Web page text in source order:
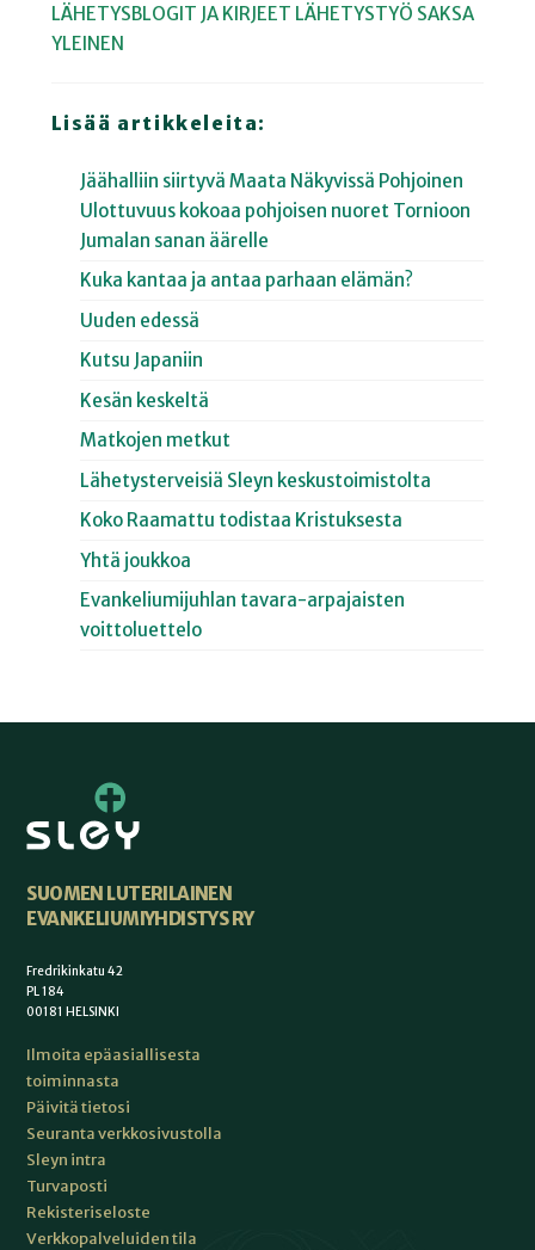
LÄHETYSBLOGIT JA KIRJEET LÄHETYSTYÖ SAKSA
YLEINEN
Lisää artikkeleita:
Jäähalliin siirtyvä Maata Näkyvissä Pohjoinen
Ulottuvuus kokoaa pohjoisen nuoret Tornioon
Jumalan sanan äärelle
Kuka kantaa ja antaa parhaan elämän?
Uuden edessä
Kutsu Japaniin
Kesän keskeltä
Matkojen metkut
Lähetysterveisiä Sleyn keskustoimistolta
Koko Raamattu todistaa Kristuksesta
Yhtä joukkoa
Evankeliumijuhlan tavara-arpajaisten
voittoluettelo
SUOMEN LUTERILAINEN
EVANKELIUMIYHDISTYS RY
Fredrikinkatu 42
PL 184
00181 HELSINKI
Ilmoita epäasiallisesta
toiminnasta
Päivitä tietosi
Seuranta verkkosivustolla
Sleyn intra
Turvaposti
Rekisteriseloste
Verkkopalveluiden tila